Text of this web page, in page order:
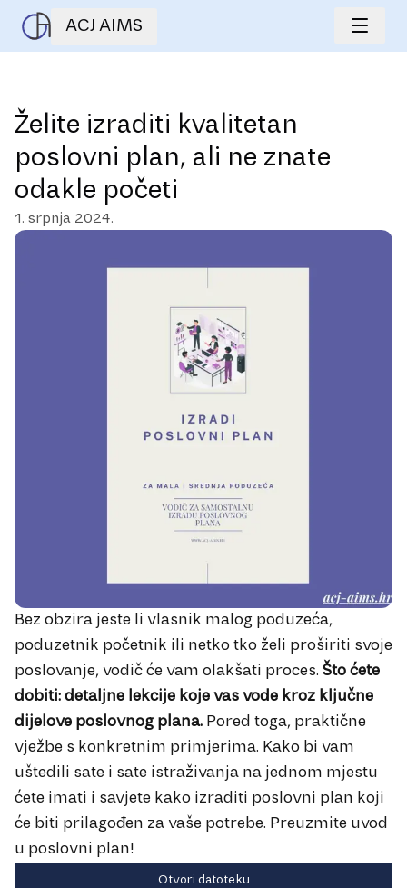
ACJ AIMS
Želite izraditi kvalitetan
poslovni plan, ali ne znate
odakle početi
1. srpnja 2024.
Bez obzira jeste li vlasnik malog poduzeća,
poduzetnik početnik ili netko tko želi proširiti svoje
poslovanje, vodič će vam olakšati proces. Što ćete
dobiti: detaljne lekcije koje vas vode kroz ključne
dijelove poslovnog plana. Pored toga, praktične
vježbe s konkretnim primjerima. Kako bi vam
uštedili sate i sate istraživanja na jednom mjestu
ćete imati i savjete kako izraditi poslovni plan koji
će biti prilagođen za vaše potrebe. Preuzmite uvod
u poslovni plan!
Otvori datoteku